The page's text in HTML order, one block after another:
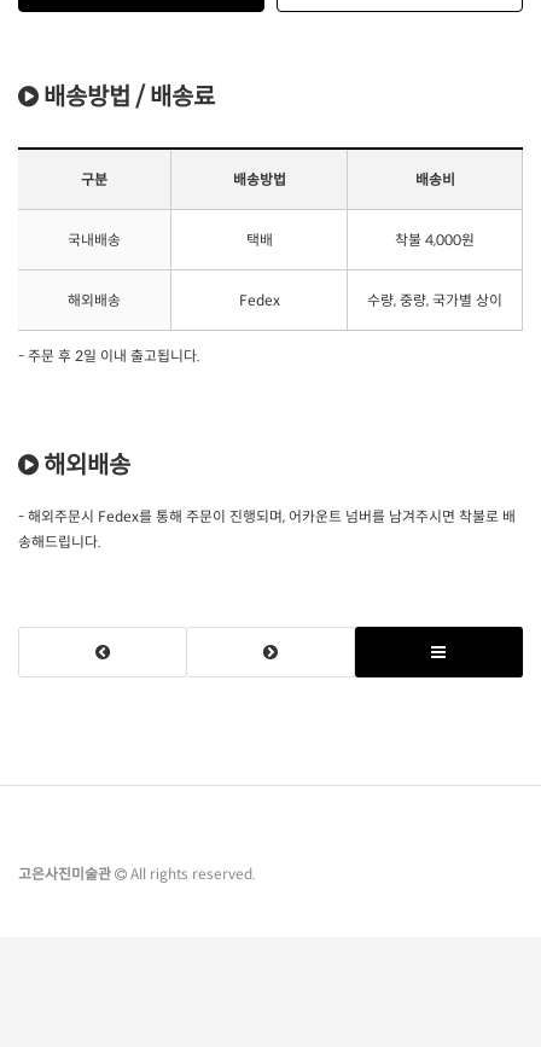
배송방법 / 배송료
구분 배송방법 배송비
국내배송 택배 착불 4,000원
해외배송 Fedex 수량, 중량, 국가별 상이
- 주문 후 2일 이내 출고됩니다.
해외배송
- 해외주문시 Fedex를 통해 주문이 진행되며, 어카운트 넘버를 남겨주시면 착불로 배
송해드립니다.
고은사진미술관 All rights reserved.